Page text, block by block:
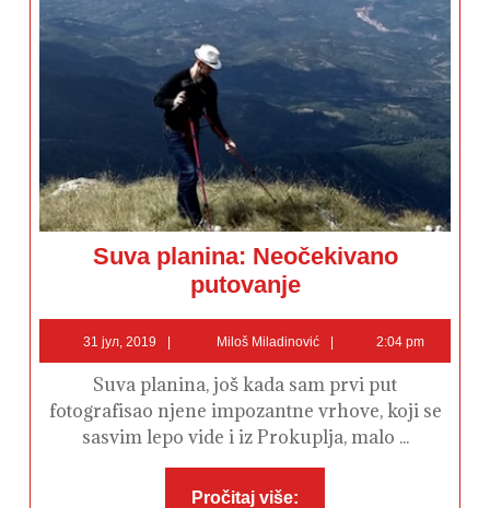
Suva planina: Neočekivano
putovanjeplanina:
putovanje
31 јул, 2019
2019
Miloš Miladinović 2:04 pm
Suva planina, još kada sam prvi put
fotografisao njene impozantne vrhove, koji se
sasvim lepo vide i iz Prokuplja, malo ...
Pročitaj više: